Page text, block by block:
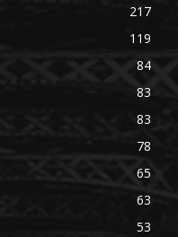
217
119
84
83
83
78
65
63
53